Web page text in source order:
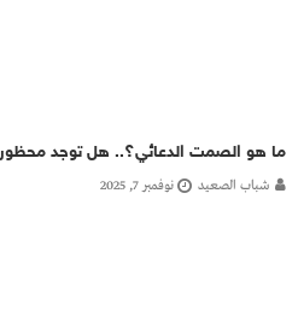
ما هو الصمت الدعائي؟.. هل توجد
شباب الصعيد نوفمبر 7, 2025